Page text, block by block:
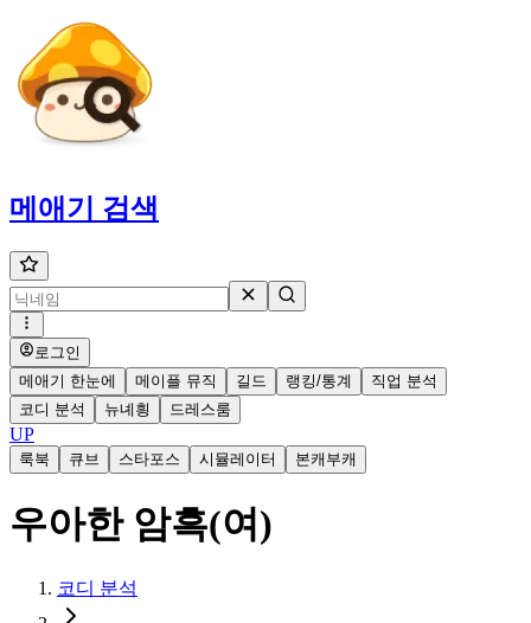
메애기 검색
로그인
메애기 한눈에
메이플 뮤직 길드 랭킹/통계
직업 분석
코디 분석
뉴녜힁 드레스룸
UP
룩북 큐브 스타포스 시뮬레이터 본캐부캐
우아한 암흑(여)
코디 분석